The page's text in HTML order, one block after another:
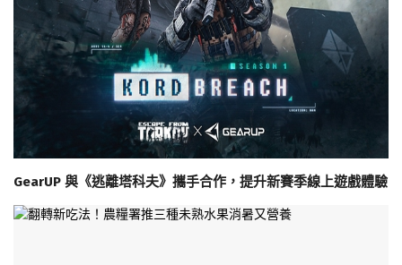
GearUP 與《逃離塔科夫》攜手合作，提升新賽季線上遊戲體驗